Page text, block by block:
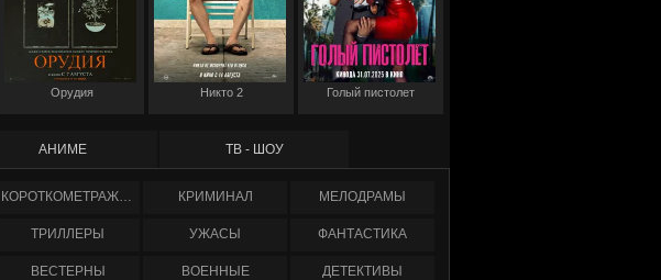
Орудия Никто 2 Голый пистолет
АНИМЕ ТВ - ШОУ
КОРОТКОМЕТРАЖНЫЕ КРИМИНАЛ МЕЛОДРАМЫ
ТРИЛЛЕРЫ УЖАСЫ ФАНТАСТИКА
ВЕСТЕРНЫ ВОЕННЫЕ ДЕТЕКТИВЫ